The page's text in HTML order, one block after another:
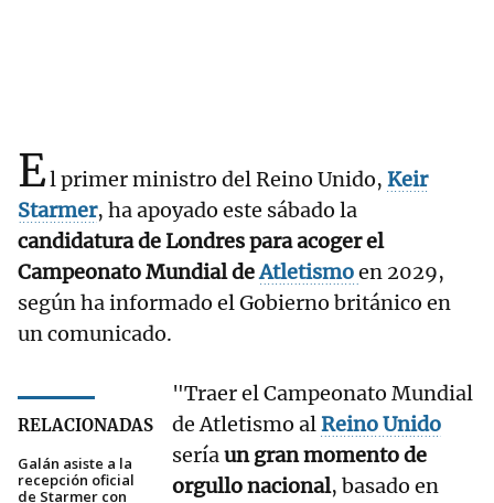
El primer ministro del Reino Unido, Keir
Starmer, ha apoyado este sábado la
candidatura de Londres para acoger el
Campeonato Mundial deAtletismoen 2029,
según ha informado el Gobierno británico en
un comunicado.
RELACIONADAS
Galán asiste a la
recepción oficial
de Starmer con
"Traer el Campeonato Mundial
de Atletismo alReino Unido
seríaun gran momento de
orgullo nacional, basado en